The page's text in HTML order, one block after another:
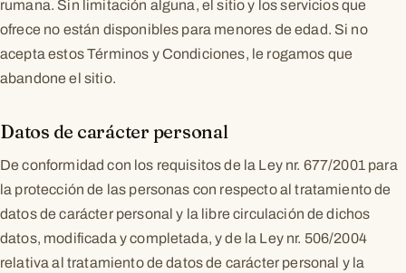
rumana. Sin limitación alguna, el sitio y los servicios que
ofrece no están disponibles para menores de edad. Si no
acepta estos Términos y Condiciones, le rogamos que
abandone el sitio.
Datos de carácter personal
De conformidad con los requisitos de la Ley nr. 677/2001 para
la protección de las personas con respecto al tratamiento de
datos de carácter personal y la libre circulación de dichos
datos, modificada y completada, y de la Ley nr. 506/2004
relativa al tratamiento de datos de carácter personal y la